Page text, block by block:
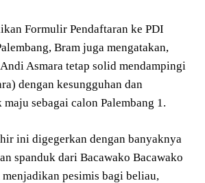
Formulir Pendaftaran ke PDI
Bram juga mengatakan,
Asmara tetap solid mendampingi
dengan kesungguhan dan
sebagai calon Palembang 1.
ini digegerkan dengan banyaknya
spanduk dari Bacawako Bacawako
pesimis bagi beliau,